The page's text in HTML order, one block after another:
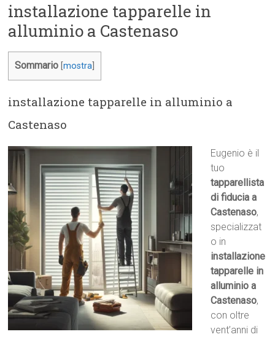
installazione tapparelle in
alluminio a Castenaso
Sommario [mostra
installazione tapparelle in alluminio a
Castenaso
Eugenio è il
tuo
tapparellista
di fiducia a
Castenaso,
specializzat
o in
installazione
tapparelle in
alluminio a
Castenaso,
con oltre
vent’anni di